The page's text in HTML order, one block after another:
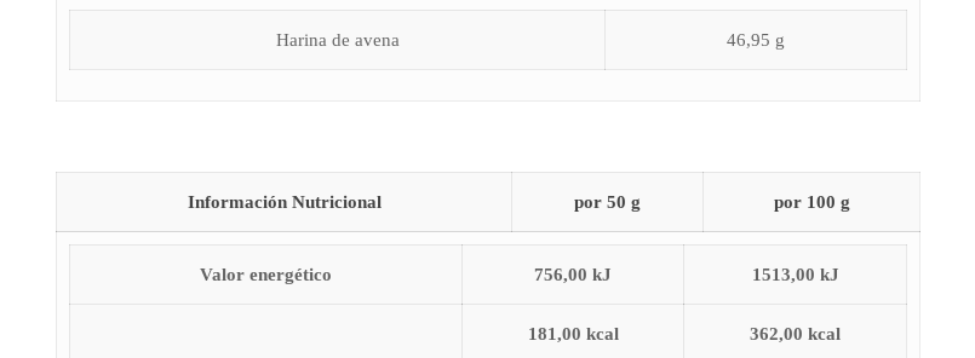
Harina de avena 46,95 g
Información Nutricional por 50 g por 100 g
Valor energético 756,00 kJ 1513,00 kJ
181,00 kcal 362,00 kcal